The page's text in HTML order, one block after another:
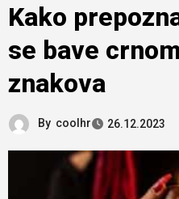
Kako
se bave
znakova
By coolhr 26.12.2023